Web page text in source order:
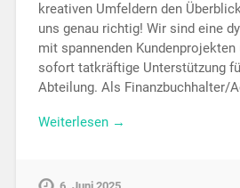
kreativen Umfeldern den
uns genau richtig! Wir sind eine
mit spannenden Kundenprojekten
sofort tatkräftige Unterstützung
Abteilung. Als Finanzbuchhalter/
Weiterlesen →